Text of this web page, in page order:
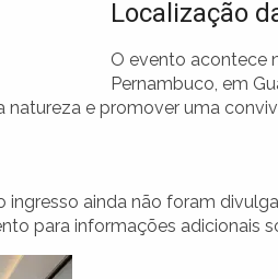
Localização
O evento acontece
Pernambuco, em
natureza e promover uma
ingresso ainda não foram
para informações adicionais